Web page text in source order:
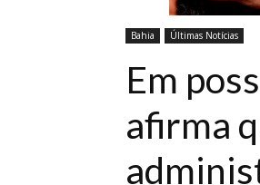
Bahia Últimas Notícias
Em
afirma